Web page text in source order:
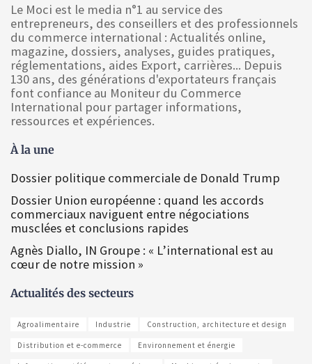
Le Moci est le media n°1 au service des
entrepreneurs, des conseillers et des professionnels
du commerce international : Actualités online,
magazine, dossiers, analyses, guides pratiques,
réglementations, aides Export, carrières... Depuis
130 ans, des générations d'exportateurs français
font confiance au Moniteur du Commerce
International pour partager informations,
ressources et expériences.
À la une
Dossier politique commerciale de Donald Trump
Dossier Union européenne : quand les accords
commerciaux naviguent entre négociations
musclées et conclusions rapides
Agnès Diallo, IN Groupe : « L’international est au
cœur de notre mission »
Actualités des secteurs
Agroalimentaire Industrie Construction, architecture et design
Distribution et e-commerce Environnement et énergie